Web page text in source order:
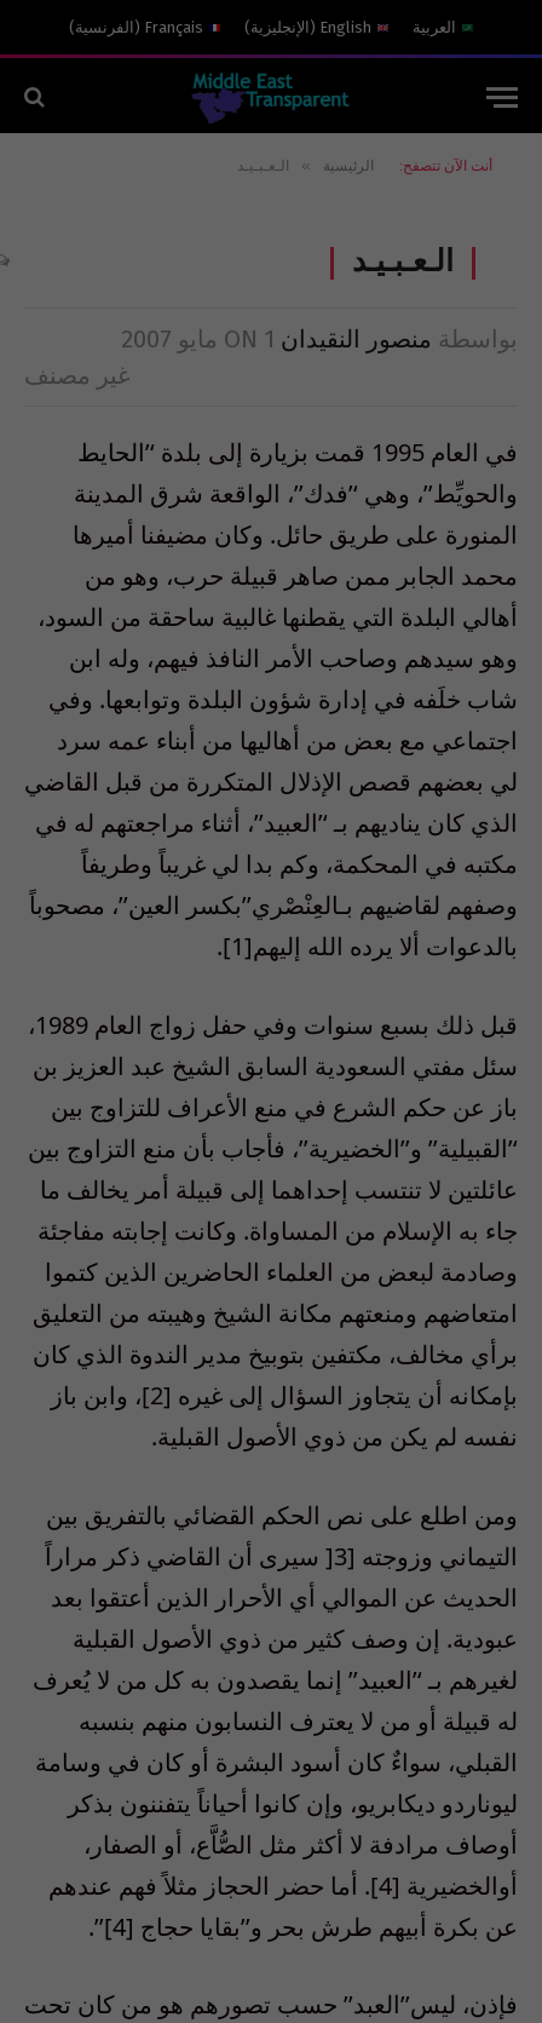
العربية English
( الإنجليزية)
Français
( الفرنسية)
أنت الآن تتصفح: الرئيسية » الـعـبـيـد
الـعـبـيـد
بواسطة منصور النقيدان ON 1 مايو 2007
غير مصنف
في العام 1995 قمت بزيارة إلى بلدة ‘’الحايط
والحويِّط’’، وهي ‘’فدك’’، الواقعة شرق المدينة
المنورة على طريق حائل. وكان مضيفنا أميرها
محمد الجابر ممن صاهر قبيلة حرب، وهو من
أهالي البلدة التي يقطنها غالبية ساحقة من السود،
وهو سيدهم وصاحب الأمر النافذ فيهم، وله ابن
شاب خلَفه في إدارة شؤون البلدة وتوابعها. وفي
اجتماعي مع بعض من أهاليها من أبناء عمه سرد
لي بعضهم قصص الإذلال المتكررة من قبل القاضي
الذي كان يناديهم بـ ‘’العبيد’’، أثناء مراجعتهم له في
مكتبه في المحكمة، وكم بدا لي غريباً وطريفاً
وصفهم لقاضيهم بـالعِنْصْري’’بكسر العين’’، مصحوباً
بالدعوات ألا يرده الله إليهم[1].
قبل ذلك بسبع سنوات وفي حفل زواج العام 1989،
سئل مفتي السعودية السابق الشيخ عبد العزيز بن
باز عن حكم الشرع في منع الأعراف للتزاوج بين
‘’القبيلية’’ و’’الخضيرية’’، فأجاب بأن منع التزاوج بين
عائلتين لا تنتسب إحداهما إلى قبيلة أمر يخالف ما
جاء به الإسلام من المساواة. وكانت إجابته مفاجئة
وصادمة لبعض من العلماء الحاضرين الذين كتموا
امتعاضهم ومنعتهم مكانة الشيخ وهيبته من التعليق
برأي مخالف، مكتفين بتوبيخ مدير الندوة الذي كان
بإمكانه أن يتجاوز السؤال إلى غيره [2]، وابن باز
نفسه لم يكن من ذوي الأصول القبلية.
ومن اطلع على نص الحكم القضائي بالتفريق بين
التيماني وزوجته [3[ سيرى أن القاضي ذكر مراراً
الحديث عن الموالي أي الأحرار الذين أعتقوا بعد
عبودية. إن وصف كثير من ذوي الأصول القبلية
لغيرهم بـ ‘’العبيد’’ إنما يقصدون به كل من لا يُعرف
له قبيلة أو من لا يعترف النسابون منهم بنسبه
القبلي، سواءٌ كان أسود البشرة أو كان في وسامة
ليوناردو ديكابريو، وإن كانوا أحياناً يتفننون بذكر
أوصاف مرادفة لا أكثر مثل الصُّاَّع، أو الصفار،
أوالخضيرية [4]. أما حضر الحجاز مثلاً فهم عندهم
عن بكرة أبيهم طرش بحر و’’بقايا حجاج [4]’’.
فإذن، ليس’’العبد’’ حسب تصورهم هو من كان تحت